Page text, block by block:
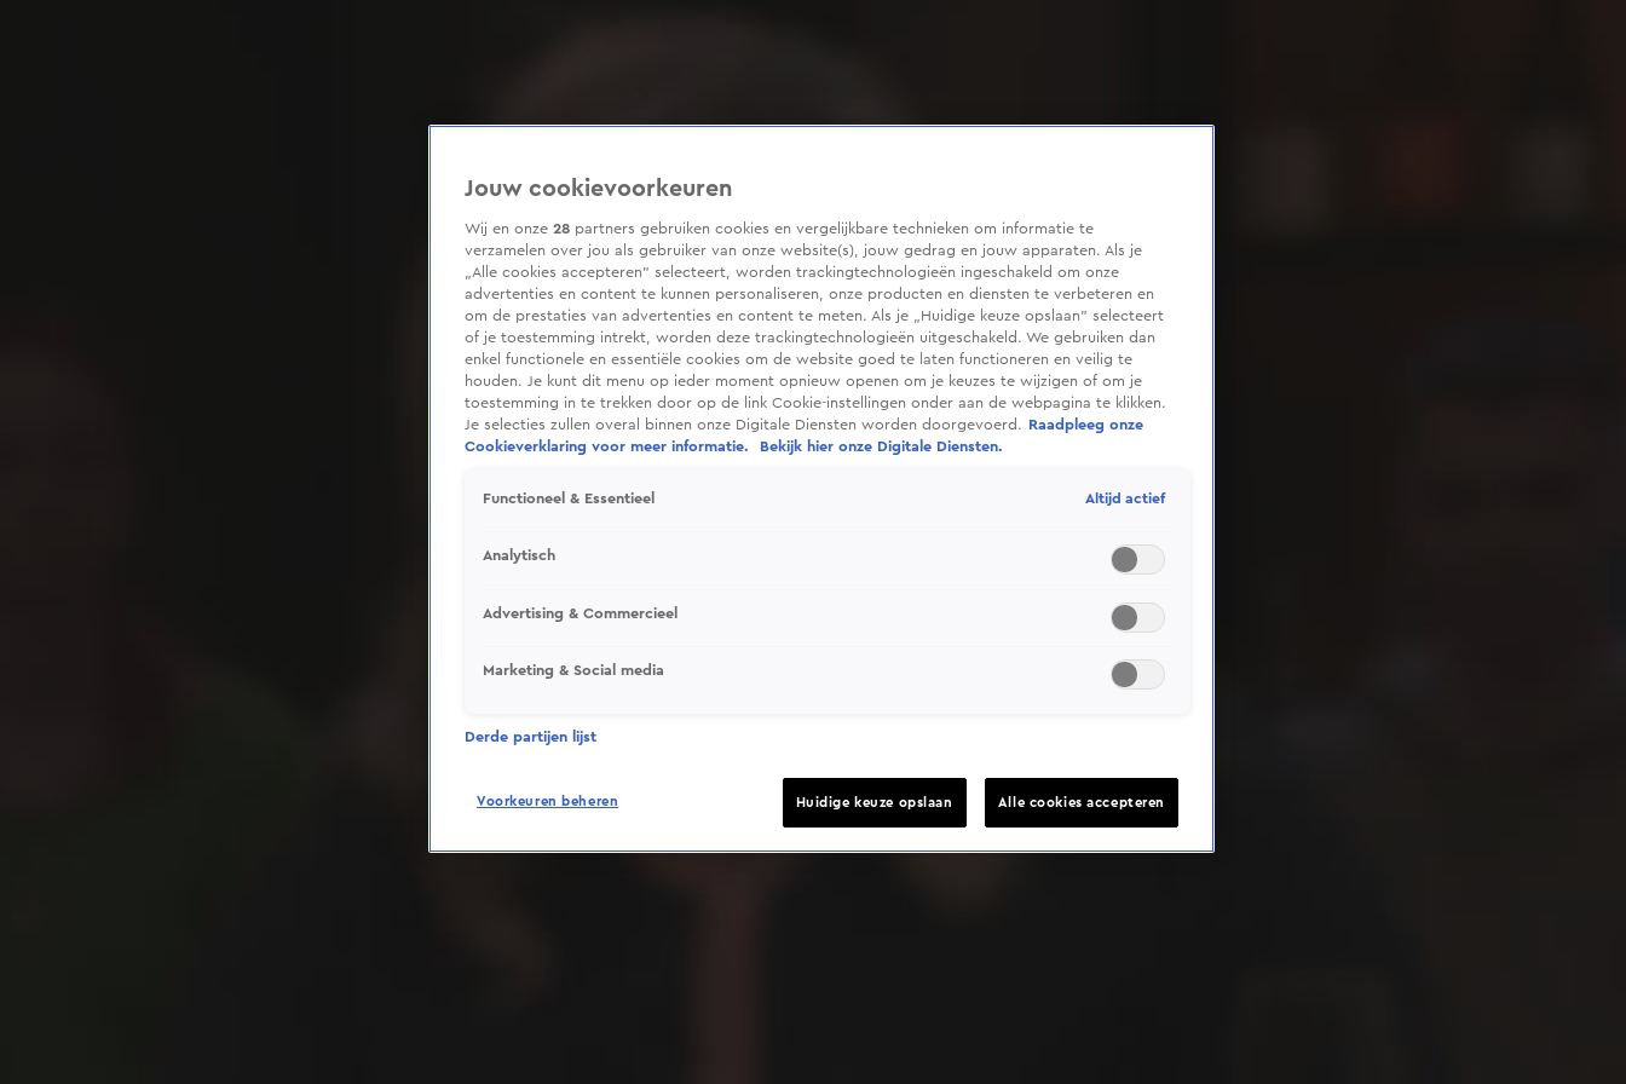
Deze video is niet beschikbaar op je huidige locatie
Jouw cookievoorkeuren
Wij en onze 28 partners gebruiken cookies en vergelijkbare technieken om informatie te
verzamelen over jou als gebruiker van onze website(s), jouw gedrag en jouw apparaten. Als je
„Alle cookies accepteren” selecteert, worden trackingtechnologieën ingeschakeld om onze
advertenties en content te kunnen personaliseren, onze producten en diensten te verbeteren en
om de prestaties van advertenties en content te meten. Als je „Huidige keuze opslaan” selecteert
of je toestemming intrekt, worden deze trackingtechnologieën uitgeschakeld. We gebruiken dan
enkel functionele en essentiële cookies om de website goed te laten functioneren en veilig te
houden. Je kunt dit menu op ieder moment opnieuw openen om je keuzes te wijzigen of om je
toestemming in te trekken door op de link Cookie-instellingen onder aan de webpagina te klikken.
Je selecties zullen overal binnen onze Digitale Diensten worden doorgevoerd.
Raadpleeg onze
Cookieverklaring voor meer informatie.
Bekijk hier onze Digitale Diensten.
Functioneel & Essentieel Altijd actief
Analytisch
Advertising & Commercieel
Marketing & Social media
Derde partijen lijst
Voorkeuren beheren Huidige keuze opslaan Alle cookies accepteren